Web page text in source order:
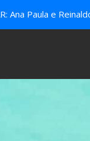
Ana Paula e